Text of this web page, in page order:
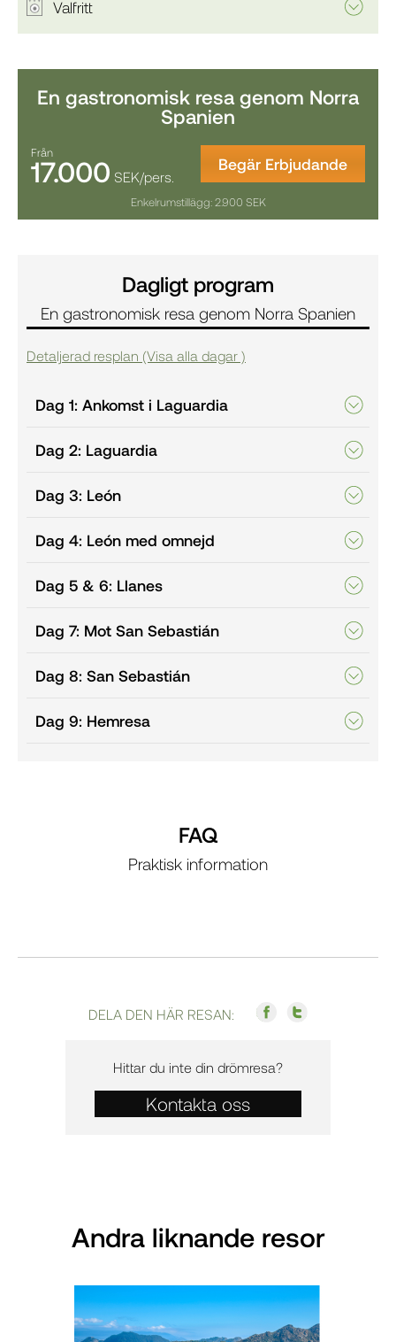
Valfritt
En gastronomisk resa genom Norra
Spanien
Från
17.000 SEK/pers.
Begär Erbjudande
Enkelrumstillägg: 2.900 SEK
Dagligt program
En gastronomisk resa genom Norra Spanien
Detaljerad resplan (Visa alla dagar )
Dag 1: Ankomst i Laguardia
Dag 2: Laguardia
Dag 3: León
Dag 4: León med omnejd
Dag 5 & 6: Llanes
Dag 7: Mot San Sebastián
Dag 8: San Sebastián
Dag 9: Hemresa
FAQ
Praktisk information
DELA DEN HÄR RESAN:
Hittar du inte din drömresa?
Kontakta oss
Andra liknande resor